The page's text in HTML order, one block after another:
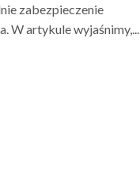
zabezpieczenie
W artykule wyjaśnimy,...